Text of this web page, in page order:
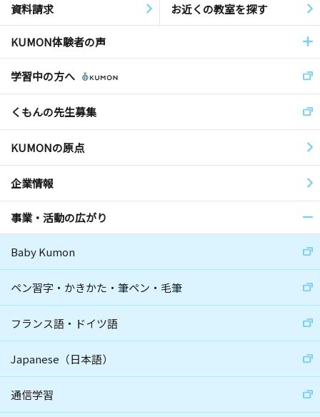
資料請求 お近くの教室を探す
KUMON体験者の声
学習中の方へ
くもんの先生募集
KUMONの原点
企業情報
事業・活動の広がり
Baby Kumon
ペン習字・かきかた・筆ペン・毛筆
フランス語・ドイツ語
Japanese（日本語）
通信学習